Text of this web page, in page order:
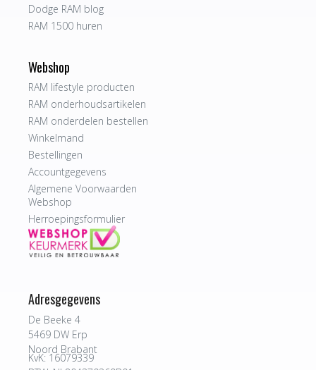
Dodge RAM blog
RAM 1500 huren
Webshop
RAM lifestyle producten
RAM onderhoudsartikelen
RAM onderdelen bestellen
Winkelmand
Bestellingen
Accountgegevens
Algemene Voorwaarden
Webshop
Herroepingsformulier
Adresgegevens
De Beeke 4
5469 DW Erp
Noord Brabant
KvK: 16079339